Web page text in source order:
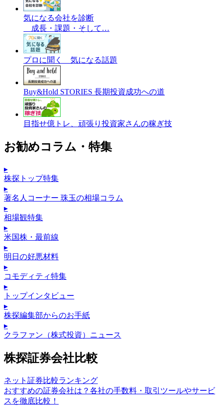
気になる会社を診断
成長・課題・そして…
プロに聞く 気になる話題
Buy&Hold STORIES 長期投資成功への道
目指せ億トレ、頑張り投資家さんの稼ぎ技
お勧めコラム・特集
▸
株探トップ特集
▸
著名人コーナー 珠玉の相場コラム
▸
相場観特集
▸
米国株・最前線
▸
明日の好悪材料
▸
コモディティ特集
▸
トップインタビュー
▸
株探編集部からのお手紙
▸
クラファン（株式投資）ニュース
株探証券会社比較
ネット証券比較ランキング
おすすめの証券会社は？各社の手数料・取引ツールやサービ
スを徹底比較！